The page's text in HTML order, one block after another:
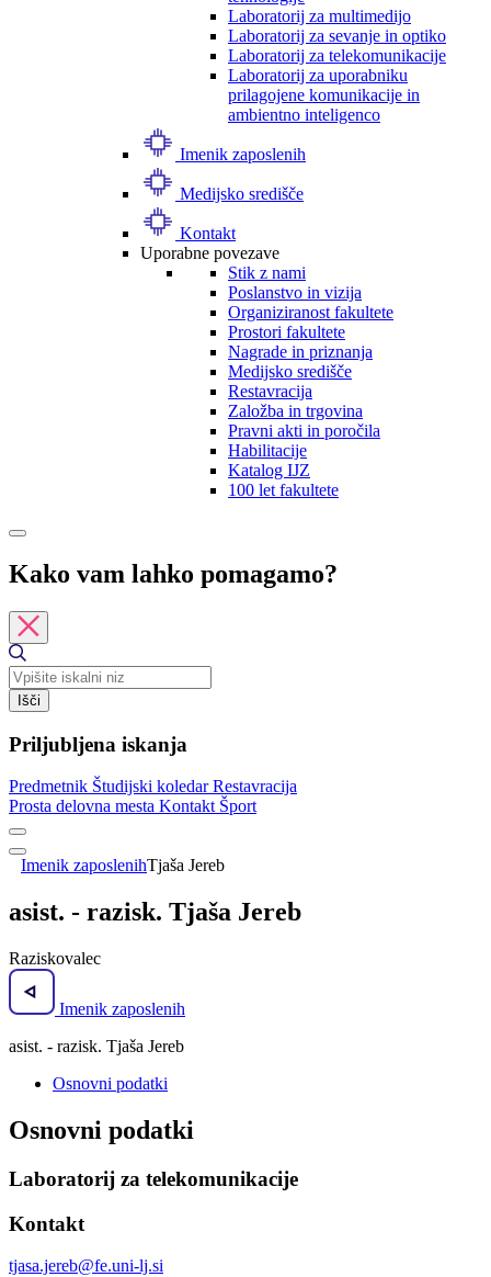
Laboratorij za multimedijo
Laboratorij za sevanje in optiko
Laboratorij za telekomunikacije
Laboratorij za uporabniku
prilagojene komunikacije in
ambientno inteligenco
Imenik zaposlenih
Medijsko središče
Kontakt
Uporabne povezave
Stik z nami
Poslanstvo in vizija
Organiziranost fakultete
Prostori fakultete
Nagrade in priznanja
Medijsko središče
Restavracija
Založba in trgovina
Pravni akti in poročila
Habilitacije
Katalog IJZ
100 let fakultete
Kako vam lahko pomagamo?
Išči
Priljubljena iskanja
Predmetnik Študijski koledarRestavracija
Prosta delovna mesta Kontakt Šport
Imenik zaposlenihTjaša Jereb
asist. - razisk. Tjaša Jereb
Raziskovalec
Imenik zaposlenih
asist. - razisk. Tjaša Jereb
Osnovni podatki
Osnovni podatki
Laboratorij za telekomunikacije
Kontakt
tjasa.jereb@fe.uni-lj.si